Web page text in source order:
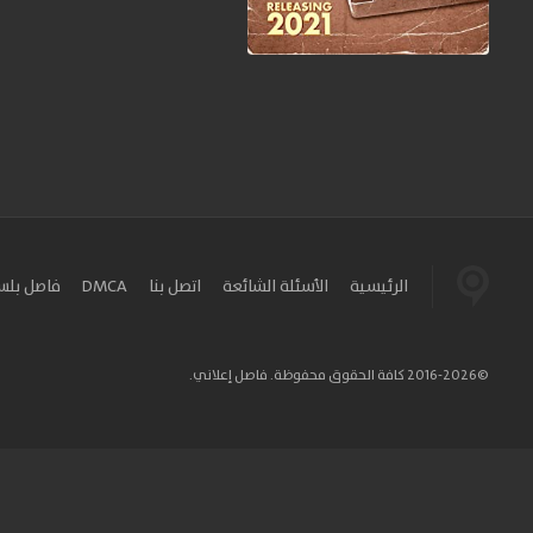
الرئيسية الأسئلة الشائعة اتصل بنا DMCA فاصل
©2016-2026 كافة الحقوق محفوظة. فاصل إعلاني.